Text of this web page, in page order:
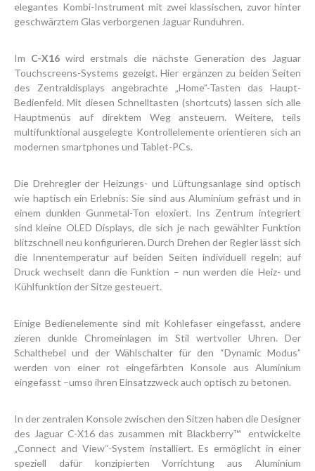
elegantes Kombi-Instrument mit zwei klassischen, zuvor hinter
geschwärztem Glas verborgenen Jaguar Runduhren.
Im C-X16 wird erstmals die nächste Generation des Jaguar
Touchscreens-Systems gezeigt. Hier ergänzen zu beiden Seiten
des Zentraldisplays angebrachte „Home”-Tasten das Haupt-
Bedienfeld. Mit diesen Schnelltasten (shortcuts) lassen sich alle
Hauptmenüs auf direktem Weg ansteuern. Weitere, teils
multifunktional ausgelegte Kontrollelemente orientieren sich an
modernen smartphones und Tablet-PCs.
Die Drehregler der Heizungs- und Lüftungsanlage sind optisch
wie haptisch ein Erlebnis: Sie sind aus Aluminium gefräst und in
einem dunklen Gunmetal-Ton eloxiert. Ins Zentrum integriert
sind kleine OLED Displays, die sich je nach gewählter Funktion
blitzschnell neu konfigurieren. Durch Drehen der Regler lässt sich
die Innentemperatur auf beiden Seiten individuell regeln; auf
Druck wechselt dann die Funktion – nun werden die Heiz- und
Kühlfunktion der Sitze gesteuert.
Einige Bedienelemente sind mit Kohlefaser eingefasst, andere
zieren dunkle Chromeinlagen im Stil wertvoller Uhren. Der
Schalthebel und der Wählschalter für den “Dynamic Modus”
werden von einer rot eingefärbten Konsole aus Aluminium
eingefasst –umso ihren Einsatzzweck auch optisch zu betonen.
In der zentralen Konsole zwischen den Sitzen haben die Designer
des Jaguar C-X16 das zusammen mit Blackberry™ entwickelte
„Connect and View“-System installiert. Es ermöglicht in einer
speziell dafür konzipierten Vorrichtung aus Aluminium